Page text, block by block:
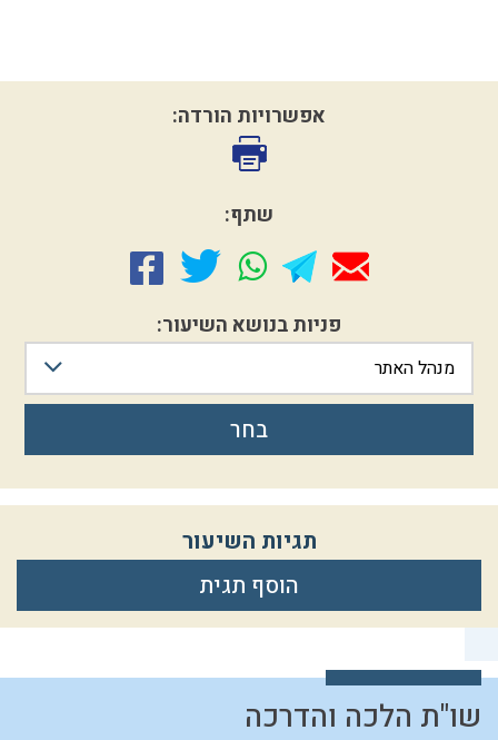
שו"ת הלכה והדרכה
אפשרויות הורדה:
שתף:
פניות בנושא השיעור:
מנהל האתר
בחר
תגיות השיעור
הוסף תגית